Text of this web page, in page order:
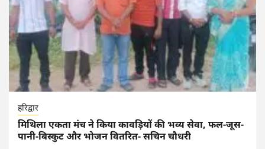
हरिद्वार
मिथिला एकता मंच ने किया कावड़ियों की भव्य सेवा, फल-जूस-
पानी-बिस्कुट और भोजन वितरित- सचिन चौधरी